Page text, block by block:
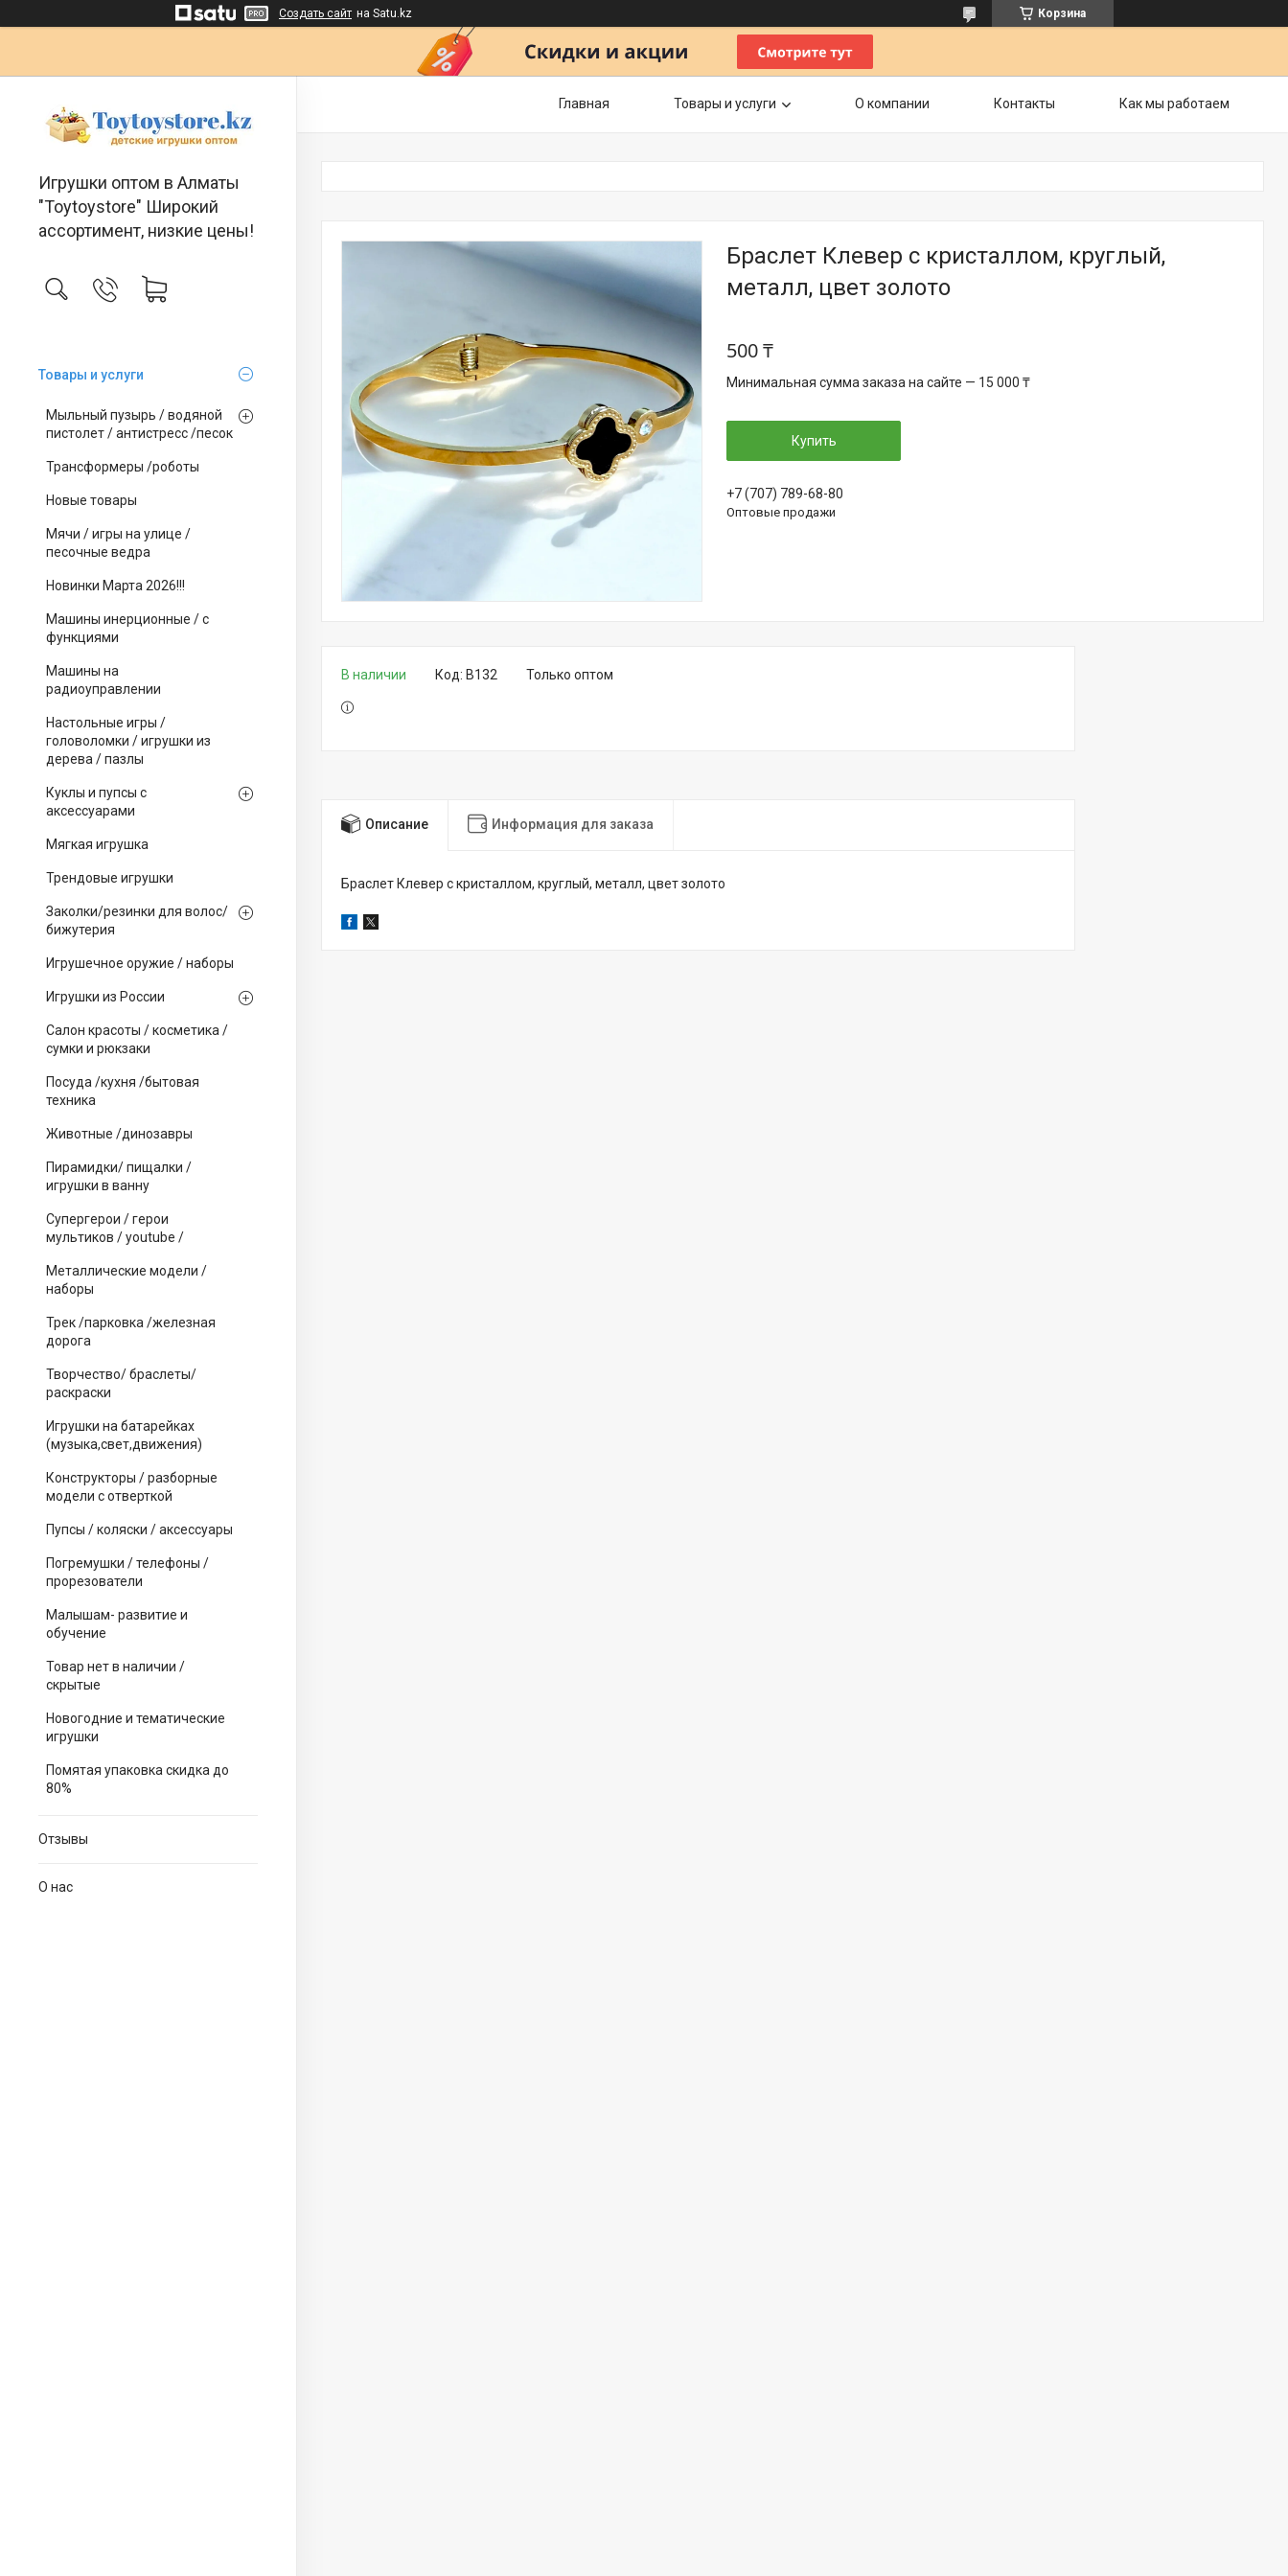
Создать сайт на Satu.kz Корзина
Игрушки оптом в Алматы
"Toytoystore" Широкий
ассортимент, низкие цены!
Товары и услуги
Мыльный пузырь / водяной
пистолет / антистресс /песок
Трансформеры /роботы
Новые товары
Мячи / игры на улице /
песочные ведра
Новинки Марта 2026!!!
Машины инерционные / с
функциями
Машины на
радиоуправлении
Настольные игры /
головоломки / игрушки из
дерева / пазлы
Куклы и пупсы с
аксессуарами
Мягкая игрушка
Трендовые игрушки
Заколки/резинки для волос/
бижутерия
Игрушечное оружие / наборы
Игрушки из России
Салон красоты / косметика /
сумки и рюкзаки
Посуда /кухня /бытовая
техника
Животные /динозавры
Пирамидки/ пищалки /
игрушки в ванну
Супергерои / герои
мультиков / youtube /
Металлические модели /
наборы
Трек /парковка /железная
дорога
Творчество/ браслеты/
раскраски
Игрушки на батарейках
(музыка,свет,движения)
Конструкторы / разборные
модели с отверткой
Пупсы / коляски / аксессуары
Погремушки / телефоны /
прорезователи
Малышам- развитие и
обучение
Товар нет в наличии /
скрытые
Новогодние и тематические
игрушки
Помятая упаковка скидка до
80%
Отзывы
О нас
Главная Товары и услуги О компании Контакты Как мы работаем
Браслет Клевер с кристаллом, круглый,
металл, цвет золото
500 ₸
Минимальная сумма заказа на сайте — 15 000 ₸
Купить
+7 (707) 789-68-80
Оптовые продажи
В наличии Только оптом
Код: B132
Описание Информация для заказа
Браслет Клевер с кристаллом, круглый, металл, цвет золото